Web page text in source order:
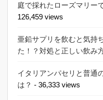
庭で採れたローズマリー
126,459 views
亜鉛サプリを飲むと気持
た！？対処と正しい飲み
イタリアンパセリと普通
は？ - 36,333 views